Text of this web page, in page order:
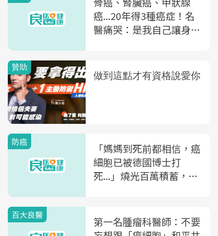
癌...20年得3種癌症！名
醫痛哭：是我自己讓身體
防癌
「媽媽到死前都相信，癌
細胞已被德國博士打
死...」燒光百萬積蓄，
百大良醫
第一名腫瘤科醫師：不要